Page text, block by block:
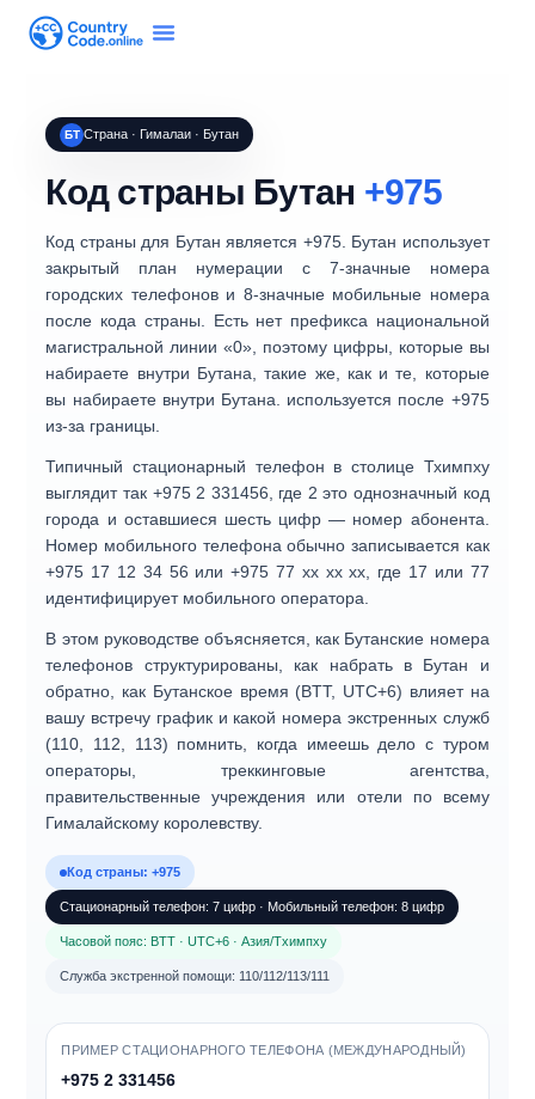
БТ Страна · Гималаи · Бутан
Код страны Бутан +975
Код страны для Бутан является +975. Бутан использует
закрытый план нумерации с 7-значные номера
городских телефонови 8-значные мобильные номера
после кода страны. Есть нет префикса национальной
магистральной линии «0» , поэтому цифры, которые вы
набираете внутри Бутана, такие же, как и те, которые
вы набираете внутри Бутана. используется после +975
из-за границы.
Типичный стационарный телефон в столице Тхимпху
выглядит так +975 2 331456 , где 2 это однозначный код
города и оставшиеся шесть цифр — номер абонента.
Номер мобильного телефона обычно записывается как
+975 17 12 34 56 или+975 77 хх хх хх , где 17 или 77
идентифицирует мобильного оператора.
В этом руководстве объясняется, как Бутанские номера
телефонов структурированы, как набрать в Бутан и
обратно , как Бутанское время (BTT, UTC+6) влияет на
вашу встречу график и какой номера экстренных служб
(110, 112, 113) помнить, когда имеешь дело с туром
операторы, треккинговые агентства,
правительственные учреждения или отели по всему
Гималайскому королевству.
Код страны: +975
Стационарный телефон: 7 цифр · Мобильный телефон: 8 цифр
Часовой пояс: BTT · UTC+6 · Азия/Тхимпху
Служба экстренной помощи: 110/112/113/111
ПРИМЕР СТАЦИОНАРНОГО ТЕЛЕФОНА (МЕЖДУНАРОДНЫЙ)
+975 2 331456